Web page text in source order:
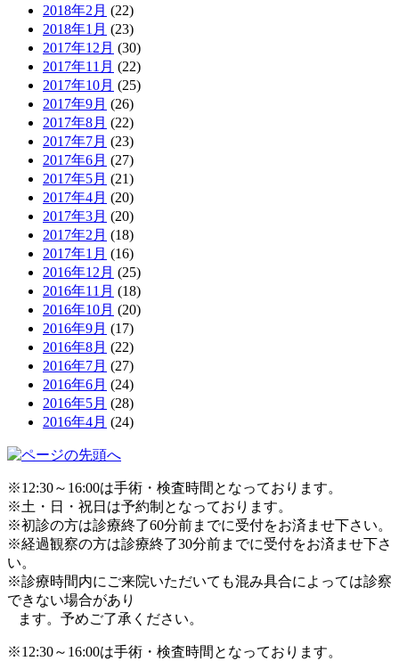
2018年2月 (22)
2018年1月 (23)
2017年12月 (30)
2017年11月 (22)
2017年10月 (25)
2017年9月 (26)
2017年8月 (22)
2017年7月 (23)
2017年6月 (27)
2017年5月 (21)
2017年4月 (20)
2017年3月 (20)
2017年2月 (18)
2017年1月 (16)
2016年12月 (25)
2016年11月 (18)
2016年10月 (20)
2016年9月 (17)
2016年8月 (22)
2016年7月 (27)
2016年6月 (24)
2016年5月 (28)
2016年4月 (24)
※12:30～16:00は手術・検査時間となっております。
※土・日・祝日は予約制となっております。
※初診の方は診療終了60分前までに受付をお済ませ下さい。
※経過観察の方は診療終了30分前までに受付をお済ませ下さ
い。
※診療時間内にご来院いただいても混み具合によっては診察
できない場合があり
ます。予めご了承ください。
※12:30～16:00は手術・検査時間となっております。